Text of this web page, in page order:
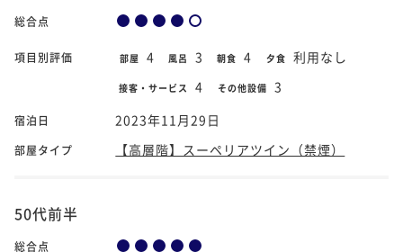
総合点
項目別評価 部屋 4 風呂 3 朝食 4 夕食 利用なし
接客・サービス 4 その他設備 3
宿泊日 2023年11月29日
部屋タイプ 【高層階】スーペリアツイン（禁煙）
50代前半
総合点